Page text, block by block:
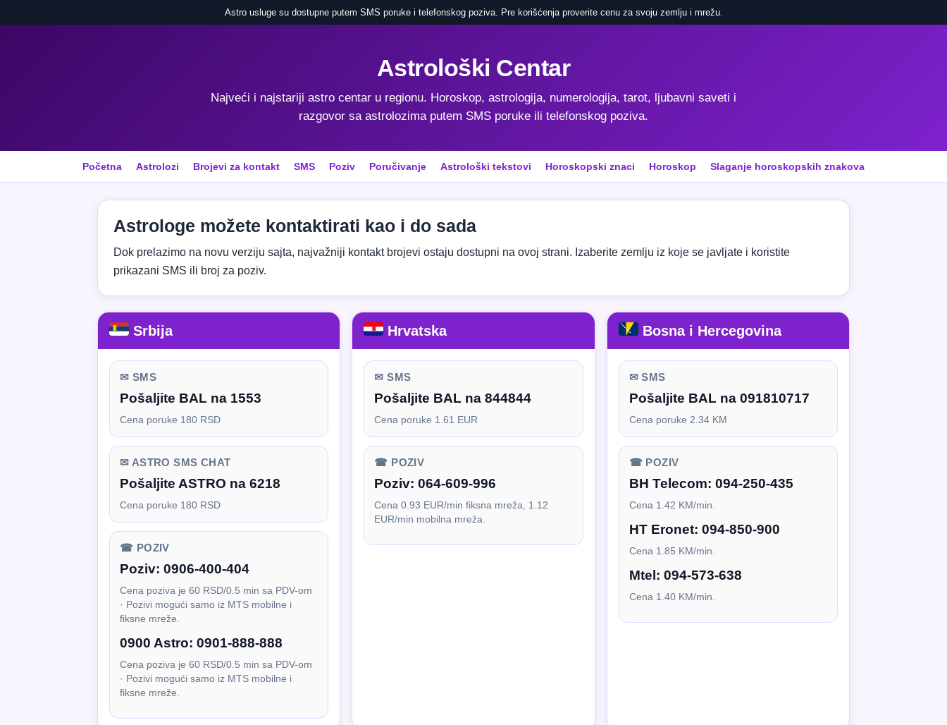
Astro usluge su dostupne putem SMS poruke i telefonskog poziva. Pre korišćenja proverite cenu za svoju zemlju i mrežu.
Astrološki Centar
Najveći i najstariji astro centar u regionu. Horoskop, astrologija, numerologija, tarot, ljubavni saveti i
razgovor sa astrolozima putem SMS poruke ili telefonskog poziva.
Početna Astrolozi Brojevi za kontakt SMS Poziv Poručivanje Astrološki tekstovi Horoskopski znaci Horoskop Slaganje horoskopskih znakova
Astrologe možete kontaktirati kao i do sada
Dok prelazimo na novu verziju sajta, najvažniji kontakt brojevi ostaju dostupni na ovoj strani. Izaberite zemlju iz koje se javljate i koristite
prikazani SMS ili broj za poziv.
Srbija
✉ SMS
Pošaljite BAL na 1553
Cena poruke 180 RSD
✉ ASTRO SMS CHAT
Pošaljite ASTRO na 6218
Cena poruke 180 RSD
☎ POZIV
Poziv: 0906-400-404
Cena poziva je 60 RSD/0.5 min sa PDV-om
· Pozivi mogući samo iz MTS mobilne i
fiksne mreže.
0900 Astro: 0901-888-888
Cena poziva je 60 RSD/0.5 min sa PDV-om
· Pozivi mogući samo iz MTS mobilne i
fiksne mreže.
Hrvatska
✉ SMS
Pošaljite BAL na 844844
Cena poruke 1.61 EUR
☎ POZIV
Poziv:064-609-996
Cena 0.93 EUR/min fiksna mreža, 1.12
EUR/min mobilna mreža.
Bosna i Hercegovina
✉ SMS
Pošaljite BAL na 091810717
Cena poruke 2.34 KM
☎ POZIV
BH Telecom: 094-250-435
Cena 1.42 KM/min.
HT Eronet: 094-850-900
Cena 1.85 KM/min.
Mtel: 094-573-638
Cena 1.40 KM/min.